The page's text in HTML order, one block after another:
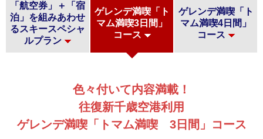
「航空券」＋「宿
泊」を組みあわせ
るスキースペシャ
ルプラン
ゲレンデ満喫「ト
マム満喫3日間」
コース
ゲレンデ満喫「ト
マム満喫4日間」
コース
色々付いて内容満載！
往復新千歳空港利用
ゲレンデ満喫「トマム満喫 3日間」コース